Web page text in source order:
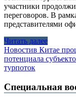
участники
переговоров. В
представителями
Читать далее
Новостив Китае
потенциала
турпоток
Специальная